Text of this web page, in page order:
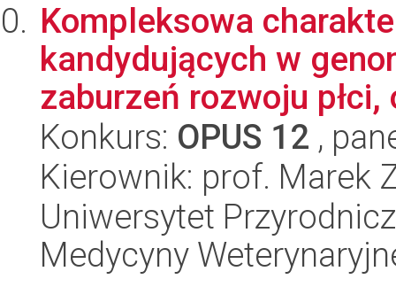
Kompleksowa
kandydujących w
zaburzeń rozwoju
Konkurs: OPUS 12 ,
Kierownik: prof. Marek
Uniwersytet
Medycyny